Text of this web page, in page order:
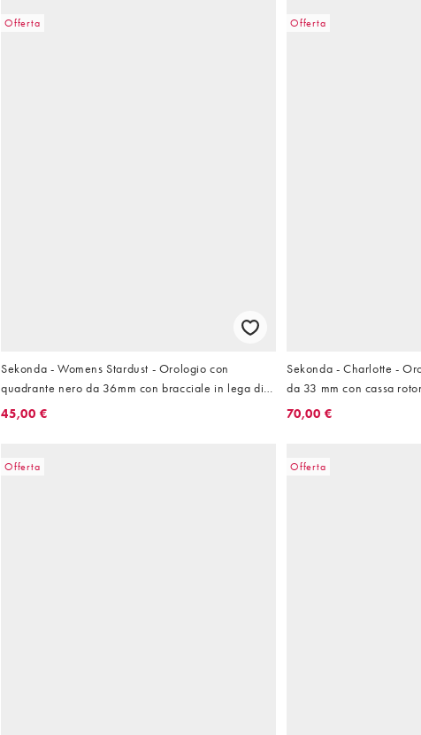
Offerta
Sekonda - Womens Stardust - Orologio con
quadrante nero da 36mm con bracciale in lega di
metalli semirigido
45,00 €
Offerta
Sekonda - Charlotte -
da 33 mm con cassa
cinturino in lega argento
70,00 €
Offerta Offerta